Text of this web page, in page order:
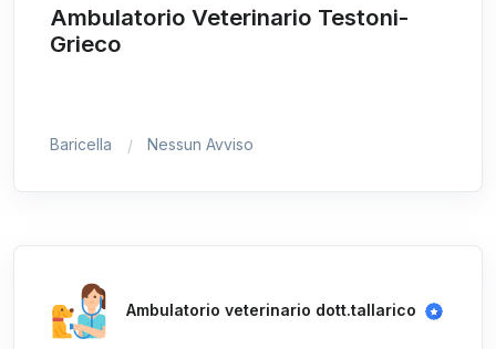
Ambulatorio Veterinario Testoni-
Grieco
Baricella Nessun Avviso
Ambulatorio veterinario dott.tallarico